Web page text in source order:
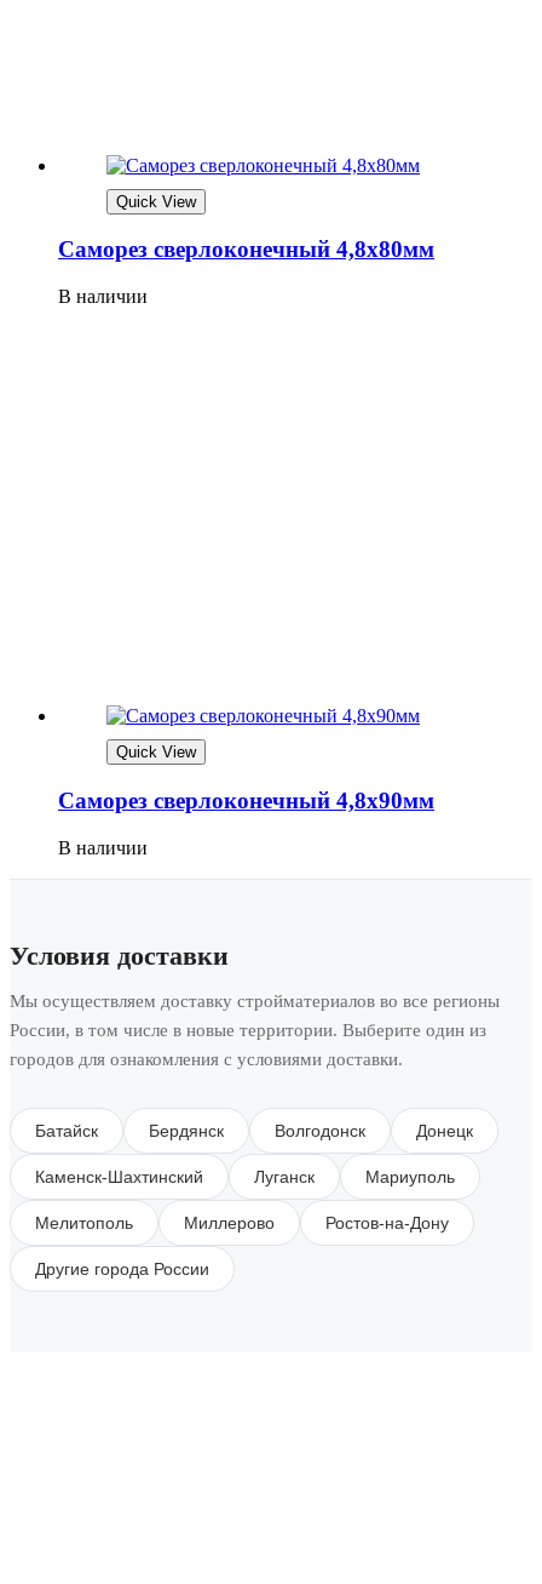
Quick View
Саморез сверлоконечный 4,8х80мм
В наличии
Quick View
Саморез сверлоконечный 4,8х90мм
В наличии
Условия доставки
Мы осуществляем доставку стройматериалов во все регионы
России, в том числе в новые территории. Выберите один из
городов для ознакомления с условиями доставки.
Батайск Бердянск Волгодонск Донецк
Каменск-Шахтинский Луганск Мариуполь
Мелитополь Миллерово Ростов-на-Дону
Другие города России